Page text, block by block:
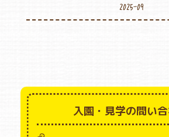
2025-09
入園・見学の問い